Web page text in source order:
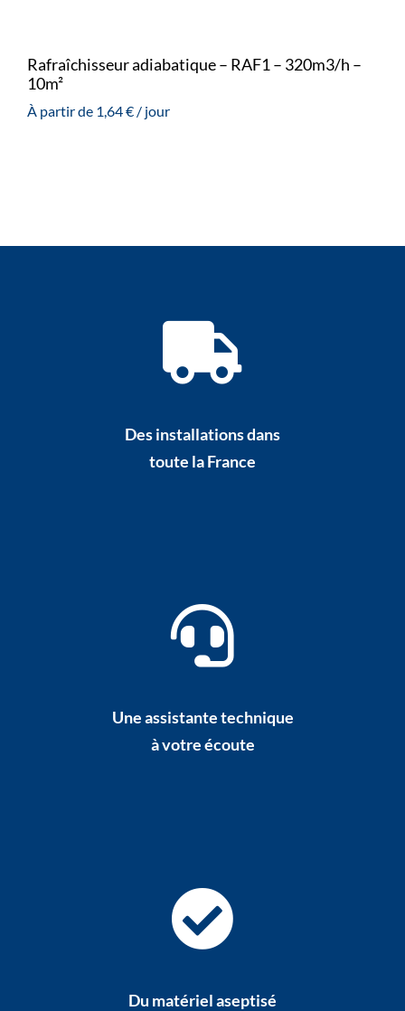
Rafraîchisseur adiabatique – RAF1 – 320m3/h –
10m²
À partir de 1,64€/ jour
Des installations dans
toute la France
Une assistante technique
à votre écoute
Du matériel aseptisé